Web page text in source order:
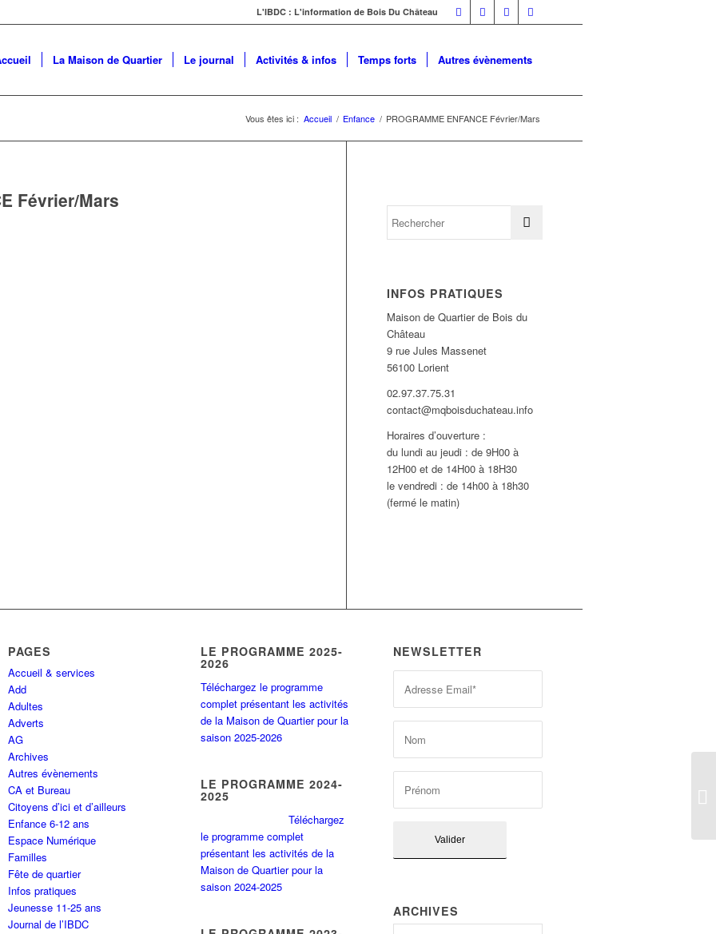
L'IBDC : L'information de Bois Du Château
La Maison de Quartier Le journal Activités & infos Temps forts Autres évènements
Vous êtes ici : Accueil / Enfance / PROGRAMME ENFANCE Février/Mars
Février/Mars
INFOS PRATIQUES
Maison de Quartier de Bois du
Château
9 rue Jules Massenet
56100 Lorient
02.97.37.75.31
contact@mqboisduchateau.info
Horaires d’ouverture :
du lundi au jeudi : de 9H00 à
12H00 et de 14H00 à 18H30
le vendredi : de 14h00 à 18h30
(fermé le matin)
PAGES
Accueil & services
Add
Adultes
Adverts
AG
Archives
Autres évènements
CA et Bureau
Citoyens d’ici et d’ailleurs
Enfance 6-12 ans
Espace Numérique
Familles
Fête de quartier
Infos pratiques
Jeunesse 11-25 ans
Journal de l’IBDC
LE PROGRAMME 2025-
2026
Téléchargez le programme
complet présentant les activités
de la Maison de Quartier pour la
saison 2025-2026
LE PROGRAMME 2024-
2025
Téléchargez
le programme complet
présentant les activités de la
Maison de Quartier pour la
saison 2024-2025
NEWSLETTER
ARCHIVES